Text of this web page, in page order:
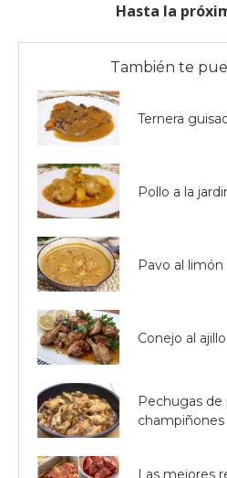
Hasta la
También te
Ternera
Pollo a la
Pavo al limón
Conejo al ajillo
Pechugas de
champiñones
Las mejores